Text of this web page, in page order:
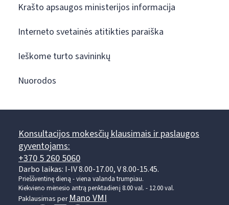
Krašto apsaugos ministerijos informacija
Interneto svetainės atitikties paraiška
Ieškome turto savininkų
Nuorodos
Konsultacijos mokesčių klausimais ir paslaugos
gyventojams:
+370 5 260 5060
Darbo laikas: I-IV 8.00-17.00, V 8.00-15.45.
Prieššventinę dieną - viena valanda trumpiau.
Kiekvieno mėnesio antrą penktadienį 8.00 val. - 12.00 val.
Paklausimas per Mano VMI